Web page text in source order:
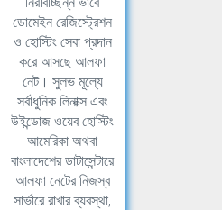
ডোমেইন রেজিস্ট্রেশন
ও হোস্টিং সেবা প্রদান
করে আসছে আলফা
নেট। সুলভ মূল্যে
সর্বাধুনিক লিনাক্স এবং
উইন্ডোজ ওয়েব হোস্টিং
আমেরিকা অথবা
বাংলাদেশের ডাটাসেন্টারে
আলফা নেটের নিজস্ব
সার্ভারে রাখার ব্যবস্থা,